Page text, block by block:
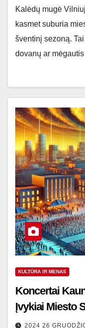
Kalėdų mugė
kasmet suburia
šventinį sezoną.
dovanų ar
KULTŪRA IR MENAS
Koncertai
Įvykiai Miesto
2024 26